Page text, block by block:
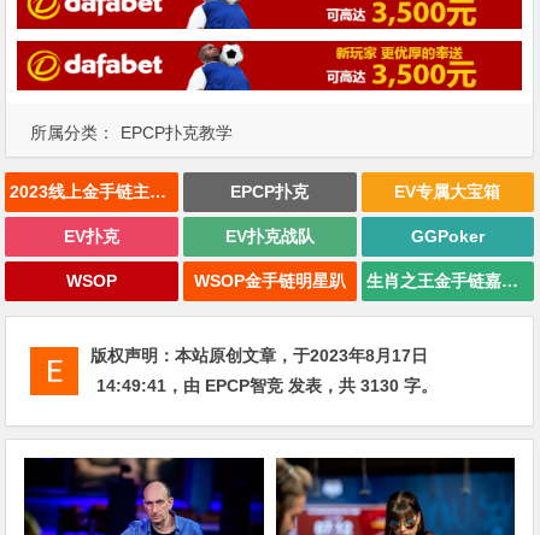
所属分类： EPCP扑克教学
2023线上金手链主赛事 EPCP扑克 EV专属大宝箱
EV扑克 EV扑克战队 GGPoker
WSOP WSOP金手链明星趴 生肖之王金手链嘉年华
版权声明：本站原创文章，于2023年8月17日
14:49:41 ，由 EPCP智竞 发表，共 3130 字。